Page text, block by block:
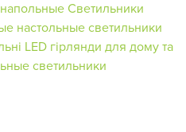
Светильники
настольные светильники
LED гірлянди для дому та
светильники